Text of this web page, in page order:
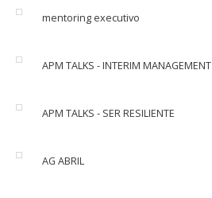
mentoring executivo
APM TALKS - INTERIM MANAGEMENT
APM TALKS - SER RESILIENTE
AG ABRIL